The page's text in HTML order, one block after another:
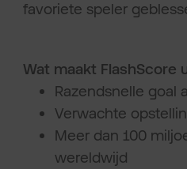
favoriete speler
Wat maakt FlashScore
Razendsnelle goal
Verwachte
Meer dan 100
wereldwijd